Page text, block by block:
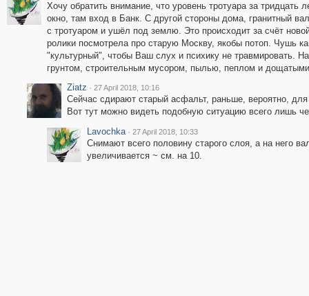
Хочу обратить внимание, что уровень тротуара за тридцать
окно, там вход в Банк. С другой стороны дома, гранитный
с тротуаром и ушёл под землю. Это происходит за счёт
ролики посмотрела про старую Москву, якобы потоп. Чушь
"культурный", чтобы Ваш слух и психику не травмировать.
грунтом, строительным мусором, пылью, пеплом и
Ziatz · 27 April 2018, 10:16
Сейчас сдирают старый асфальт, раньше, вероятно,
Вот тут можно видеть подобную ситуацию всего лишь
Lavochka · 27 April 2018, 10:33
Снимают всего половину старого слоя, а на него
увеличивается ~ см. на 10.